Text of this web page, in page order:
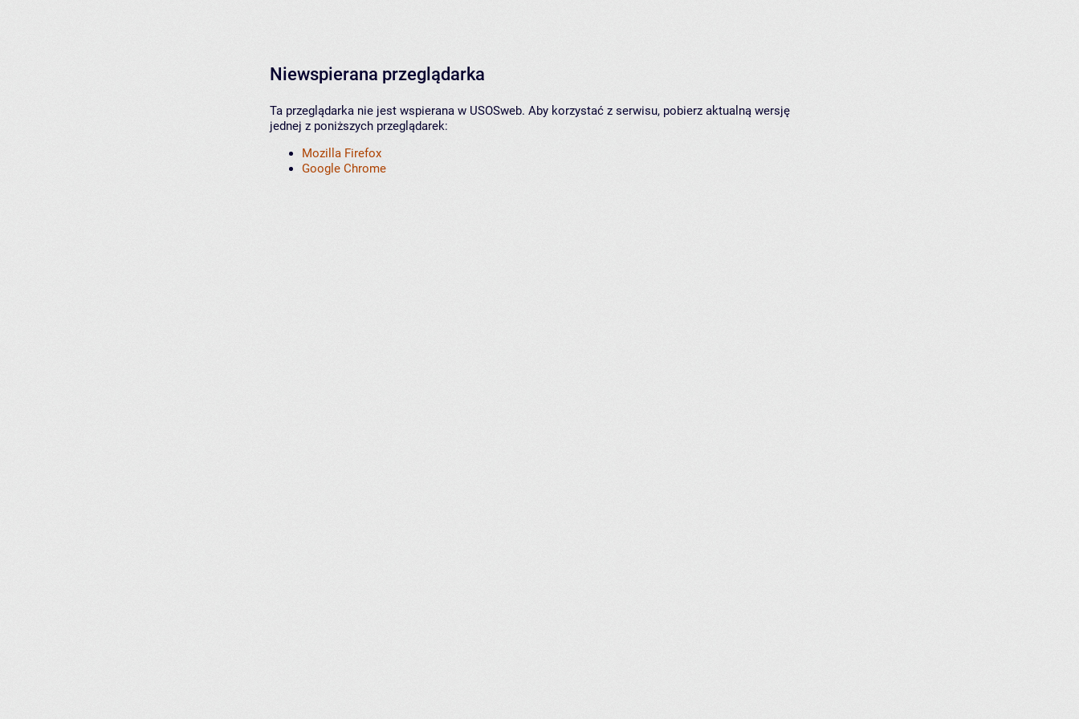
Niewspierana przeglądarka
Ta przeglądarka nie jest wspierana w USOSweb. Aby korzystać z serwisu, pobierz aktualną wersję
jednej z poniższych przeglądarek:
Mozilla Firefox
Google Chrome